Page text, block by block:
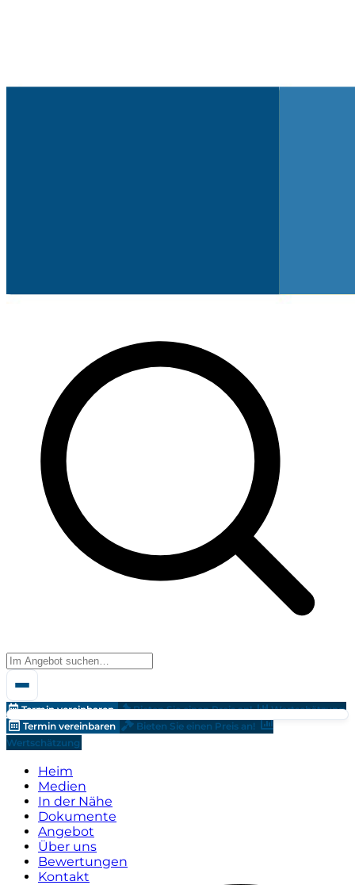
Termin vereinbaren Bieten Sie einen Preis an!
Wertschätzung
Termin vereinbaren
Bieten Sie einen Preis an!
Wertschätzung
Heim
Medien
In der Nähe
Dokumente
Angebot
Über uns
Bewertungen
Kontakt